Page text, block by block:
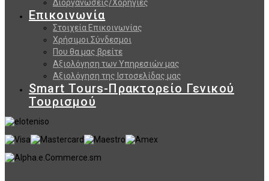
Διοργανώσεις/Χορηγίες
Επικοινωνία
Στοιχεία Επικοινωνίας
Χρήσιμοι Σύνδεσμοι
Που θα μας βρείτε
Αξιολόγηση των Υπηρεσιών μας
Αξιολόγηση της Ιστοσελίδας μας
Smart Tours-Πρακτορείο Γενικού
Τουρισμού